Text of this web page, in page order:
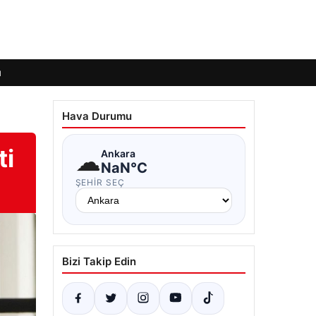
Hava Durumu
☁Ankara
NaN°C
ŞEHIR SEÇ
Bizi Takip Edin